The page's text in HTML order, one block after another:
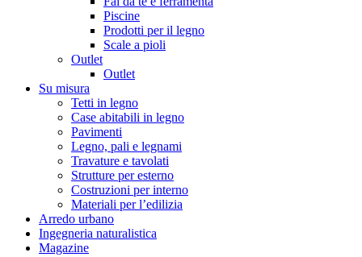
Piscine
Prodotti per il legno
Scale a pioli
Outlet
Outlet
Su misura
Tetti in legno
Case abitabili in legno
Pavimenti
Legno, pali e legnami
Travature e tavolati
Strutture per esterno
Costruzioni per interno
Materiali per l’edilizia
Arredo urbano
Ingegneria naturalistica
Magazine